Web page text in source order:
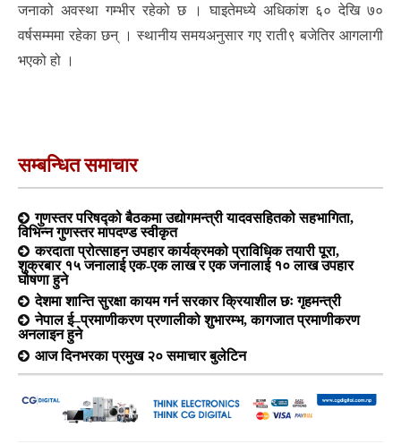
जनाको अवस्था गम्भीर रहेको छ । घाइतेमध्ये अधिकांश ६० देखि ७०
वर्षसम्ममा रहेका छन् । स्थानीय समयअनुसार गए राती९ बजेतिर आगलागी
भएको हो ।
सम्बन्धित समाचार
गुणस्तर परिषद्को बैठकमा उद्योगमन्त्री यादवसहितको सहभागिता,
विभिन्न गुणस्तर मापदण्ड स्वीकृत
करदाता प्रोत्साहन उपहार कार्यक्रमको प्राविधिक तयारी पूरा,
शुक्रबार १५ जनालाई एक-एक लाख र एक जनालाई १० लाख उपहार
घोषणा हुने
देशमा शान्ति सुरक्षा कायम गर्न सरकार क्रियाशील छः गृहमन्त्री
नेपाल ई–प्रमाणीकरण प्रणालीको शुभारम्भ, कागजात प्रमाणीकरण
अनलाइन हुने
आज दिनभरका प्रमुख २० समाचार बुलेटिन